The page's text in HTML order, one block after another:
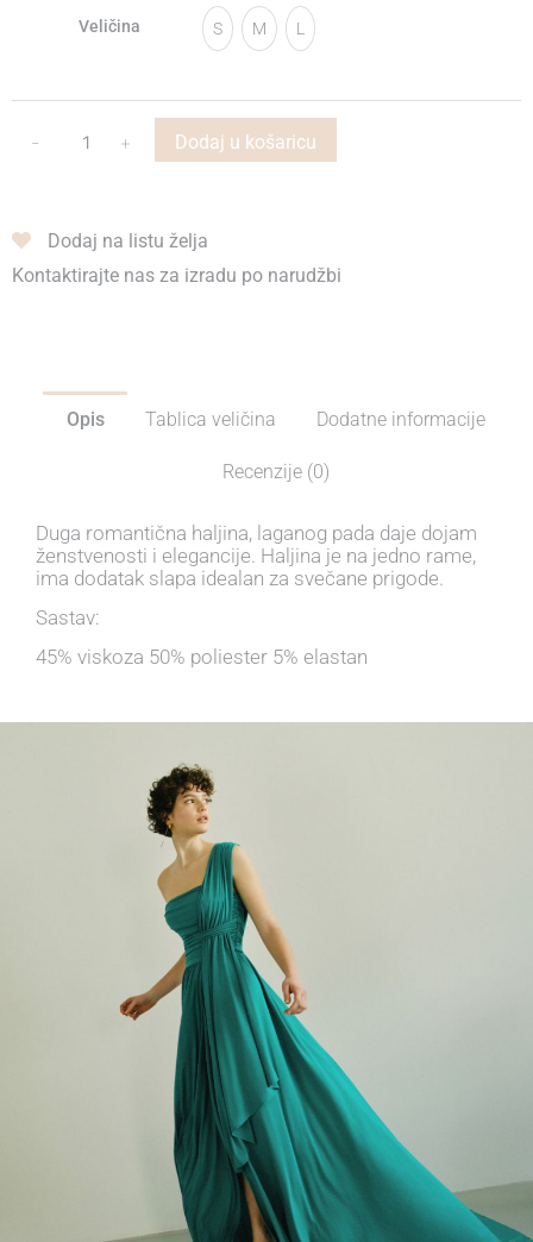
Veličina S M L
- + Dodaj u košaricu
Dodaj na listu želja
Kontaktirajte nas za izradu po narudžbi
Opis Tablica veličina Dodatne informacije
Recenzije (0)
Duga romantična haljina, laganog pada daje dojam
ženstvenosti i elegancije. Haljina je na jedno rame,
ima dodatak slapa idealan za svečane prigode.
Sastav:
45% viskoza 50% poliester 5% elastan